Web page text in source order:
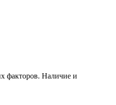
факторов. Наличие и